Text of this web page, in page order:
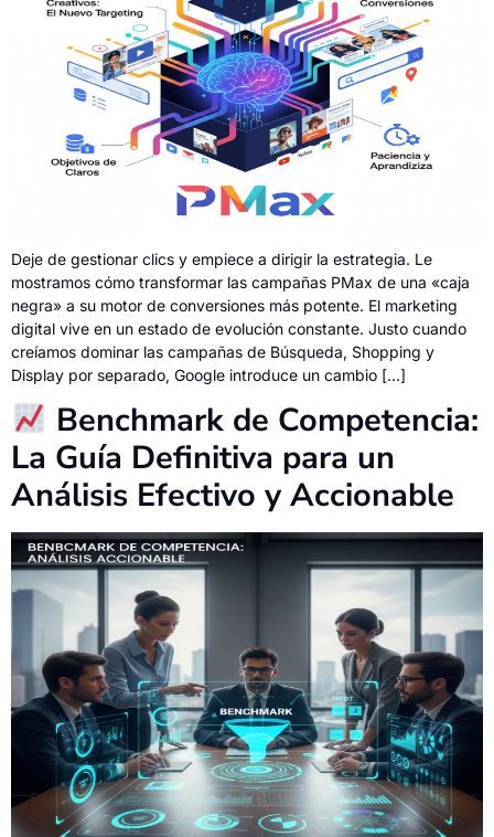
Deje de gestionar clics y empiece a dirigir la estrategia. Le
mostramos cómo transformar las campañas PMax de una «caja
negra» a su motor de conversiones más potente. El marketing
digital vive en un estado de evolución constante. Justo cuando
creíamos dominar las campañas de Búsqueda, Shopping y
Display por separado, Google introduce un cambio […]
Benchmark de Competencia:
La Guía Definitiva para un
Análisis Efectivo y Accionable